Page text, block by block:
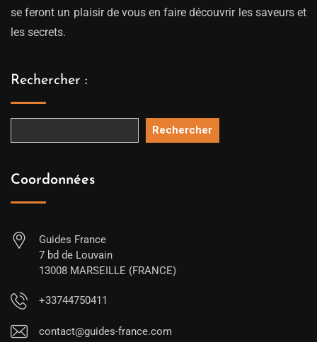
se feront un plaisir de vous en faire découvrir les saveurs et
les secrets.
Rechercher :
Rechercher
Coordonnées
Guides France
7 bd de Louvain
13008 MARSEILLE (FRANCE)
+33744750411
contact@guides-france.com